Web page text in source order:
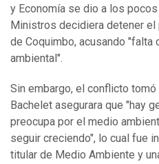
y Economía se dio a los
Ministros decidiera detener
de Coquimbo, acusando
ambiental".
Sin embargo, el conflicto
Bachelet asegurara que "hay
preocupa por el medio
seguir creciendo", lo cual fue
titular de Medio Ambiente y